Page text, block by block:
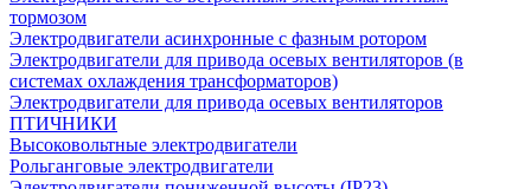
тормозом
Электродвигатели асинхронные с фазным ротором
Электродвигатели для привода осевых вентиляторов (в
системах охлаждения трансформаторов)
Электродвигатели для привода осевых вентиляторов
ПТИЧНИКИ
Высоковольтные электродвигатели
Рольганговые электродвигатели